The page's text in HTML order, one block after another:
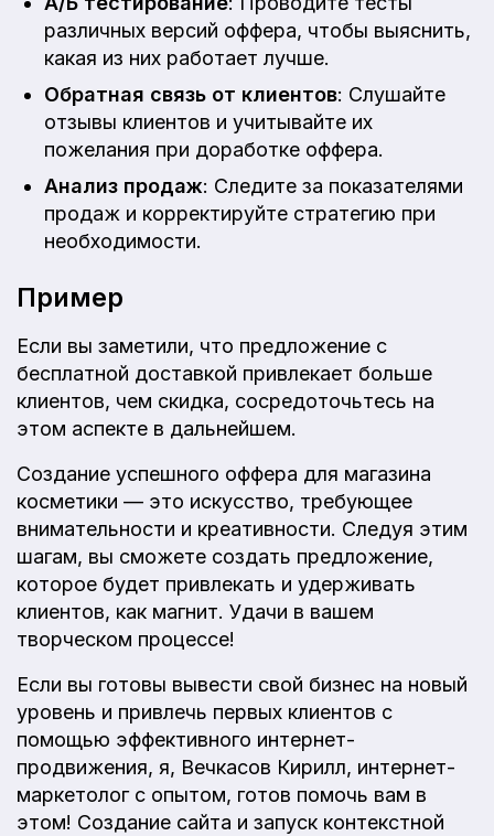
различных версий оффера, чтобы выяснить,
какая из них работает лучше.
Обратная связь от клиентов: Слушайте
отзывы клиентов и учитывайте их
пожелания при доработке оффера.
Анализ продаж: Следите за показателями
продаж и корректируйте стратегию при
необходимости.
Пример
Если вы заметили, что предложение с
бесплатной доставкой привлекает больше
клиентов, чем скидка, сосредоточьтесь на
этом аспекте в дальнейшем.
Создание успешного оффера для магазина
косметики — это искусство, требующее
внимательности и креативности. Следуя этим
шагам, вы сможете создать предложение,
которое будет привлекать и удерживать
клиентов, как магнит. Удачи в вашем
творческом процессе!
Если вы готовы вывести свой бизнес на новый
уровень и привлечь первых клиентов с
помощью эффективного интернет-
продвижения, я, Вечкасов Кирилл, интернет-
маркетолог с опытом, готов помочь вам в
этом! Создание сайта и запуск контекстной